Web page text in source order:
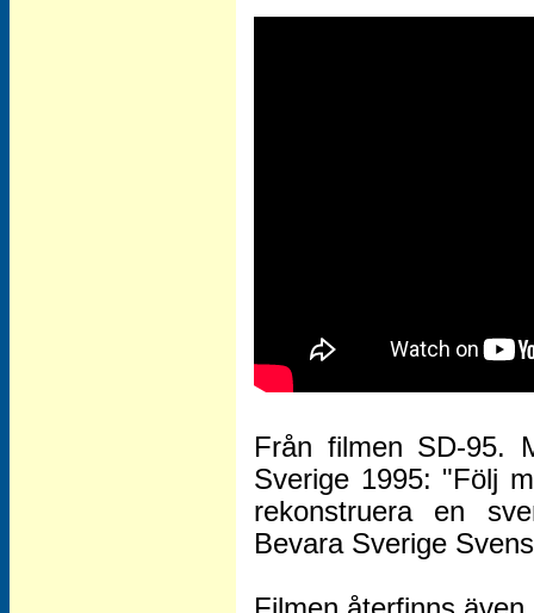
Från filmen SD-95.
Sverige 1995: "Följ
rekonstruera en
Bevara Sverige